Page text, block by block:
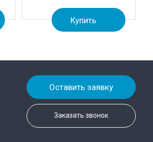
Купить
Оставить заявку
Заказать звонок